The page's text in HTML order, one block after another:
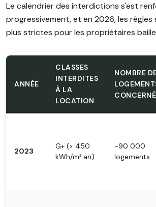
Le calendrier des interdictions s'est
progressivement, et en 2026, les règles
plus strictes pour les propriétaires
ANNÉE
CLASSES
INTERDITES
À LA
LOCATION
NOMBRE
2023
G+ (> 450
kWh/m².an)
~90 000
logements